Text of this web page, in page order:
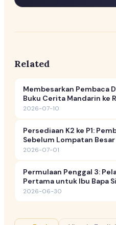
Related
Membesarkan Pembaca
Buku Cerita Mandarin ke
2026-07-10
Persediaan K2 ke P1:
Sebelum Lompatan Besar
2026-07-01
Permulaan Penggal 3:
Pertama untuk Ibu Bapa
2026-06-30